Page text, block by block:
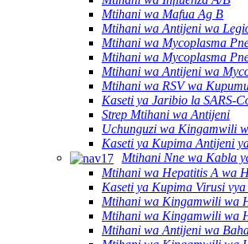
Mtihani wa Mafua Ag B
Mtihani wa Antijeni wa
Mtihani wa Mycoplasma
Mtihani wa Mycoplasma
Mtihani wa Antijeni wa
Mtihani wa RSV wa
Kaseti ya Jaribio la SARS-
Strep Mtihani wa Antijeni
Uchunguzi wa Kingamwili
Kaseti ya Kupima Antijeni
Mtihani Nne wa Kabla
Mtihani wa Hepatitis A wa
Kaseti ya Kupima Virusi
Mtihani wa Kingamwili wa
Mtihani wa Kingamwili wa
Mtihani wa Antijeni wa